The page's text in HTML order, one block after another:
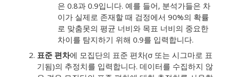
은 0.8과 0.9입니다. 예를 들어, 분석가들은 차
이가 실제로 존재할 때 검정에서 90%의 확률
로 맞춤못의 평균 너비와 목표 너비의 중요한
차이를 탐지하기 위해 0.9를 입력합니다.
표준 편차에 모집단의 표준 편차(σ 또는 시그마로 표
기됨)의 추정치를 입력합니다. 데이터를 수집하지 않